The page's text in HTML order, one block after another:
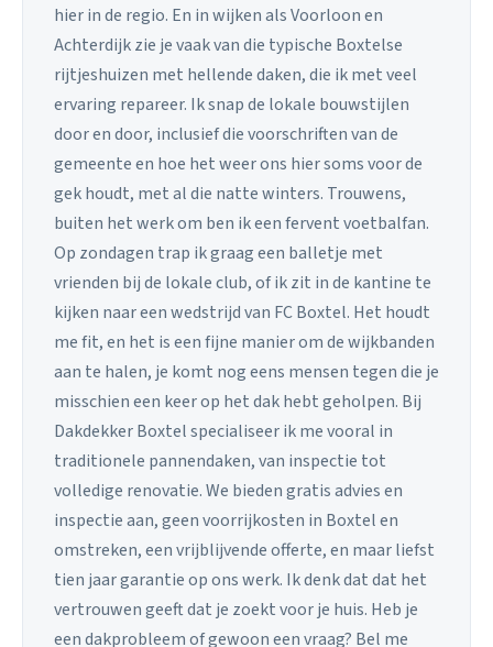
hier in de regio. En in wijken als Voorloon en
Achterdijk zie je vaak van die typische Boxtelse
rijtjeshuizen met hellende daken, die ik met veel
ervaring repareer. Ik snap de lokale bouwstijlen
door en door, inclusief die voorschriften van de
gemeente en hoe het weer ons hier soms voor de
gek houdt, met al die natte winters. Trouwens,
buiten het werk om ben ik een fervent voetbalfan.
Op zondagen trap ik graag een balletje met
vrienden bij de lokale club, of ik zit in de kantine te
kijken naar een wedstrijd van FC Boxtel. Het houdt
me fit, en het is een fijne manier om de wijkbanden
aan te halen, je komt nog eens mensen tegen die je
misschien een keer op het dak hebt geholpen. Bij
Dakdekker Boxtel specialiseer ik me vooral in
traditionele pannendaken, van inspectie tot
volledige renovatie. We bieden gratis advies en
inspectie aan, geen voorrijkosten in Boxtel en
omstreken, een vrijblijvende offerte, en maar liefst
tien jaar garantie op ons werk. Ik denk dat dat het
vertrouwen geeft dat je zoekt voor je huis. Heb je
een dakprobleem of gewoon een vraag? Bel me